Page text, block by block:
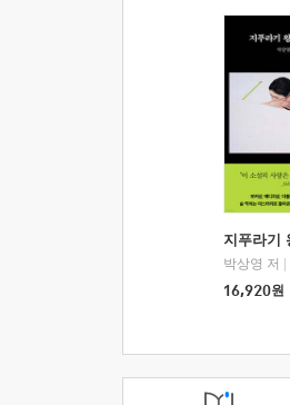
지푸라기
박상영 저
16,920원